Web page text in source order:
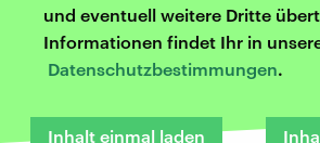
und eventuell weitere Dritte
Informationen findet Ihr in
Datenschutzbestimmungen.
Inhalt einmal laden